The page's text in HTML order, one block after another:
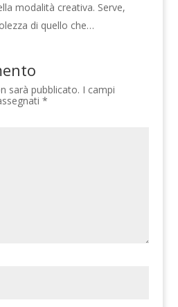
modalità creativa. Serve,
di quello che…
sarà pubblicato. I campi
*